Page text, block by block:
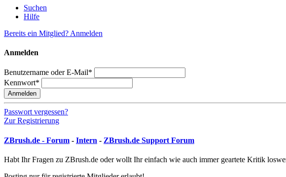
Suchen
Hilfe
Bereits ein Mitglied? Anmelden
Anmelden
Benutzername oder E-Mail*
Kennwort*
Anmelden
Passwort vergessen?
Zur Registrierung
ZBrush.de - Forum - Intern - ZBrush.de Support Forum
Habt Ihr Fragen zu ZBrush.de oder wollt Ihr einfach wie auch immer geartete Kritik